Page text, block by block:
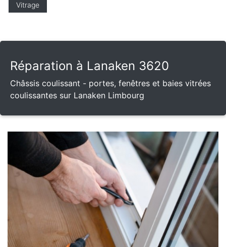
Vitrage
Réparation à Lanaken 3620
Châssis coulissant - portes, fenêtres et baies vitrées
coulissantes sur Lanaken Limbourg